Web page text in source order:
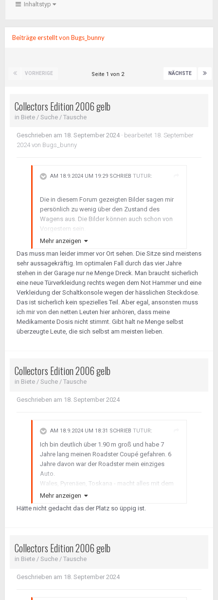
Inhaltstyp
Beiträge erstellt von Bugs_bunny
VORHERIGE NÄCHSTE
Seite 1 von 2
Collectors Edition 2006 gelb
in Biete / Suche / Tausche
Geschrieben am 18. September 2024· bearbeitet 18. September
2024 von Bugs_bunny
AM 18.9.2024 UM 19:29 SCHRIEB TUTUR:
Die in diesem Forum gezeigten Bilder sagen mir
persönlich zu wenig über den Zustand des
Wagens aus. Die Bilder können auch schon von
Vorgestern sein.
Wenn der Innenraum verranzt ist, dann wird es
Mehr anzeigen
Das muss man leider immer vor Ort sehen. Die Sitze sind meistens
sehr aussagekräftig. Im optimalen Fall durch das vier Jahre
stehen in der Garage nur ne Menge Dreck. Man braucht sicherlich
eine neue Türverkleidung rechts wegen dem Not Hammer und eine
Verkleidung der Schaltkonsole wegen der hässlichen Steckdose.
Das ist sicherlich kein spezielles Teil. Aber egal, ansonsten muss
ich mir von den netten Leuten hier anhören, dass meine
Medikamente Dosis nicht stimmt. Gibt halt ne Menge selbst
überzeugte Leute, die sich selbst am meisten lieben.
Collectors Edition 2006 gelb
in Biete / Suche / Tausche
Geschrieben am 18. September 2024
AM 18.9.2024 UM 18:31 SCHRIEB TUTUR:
Ich bin deutlich über 1.90 m groß und habe 7
Jahre lang meinen Roadster Coupé gefahren. 6
Jahre davon war der Roadster mein einziges
Auto.
Wales, Pyrenäen, Toskana - macht alles mit dem
Roadster sehr viel Freude.
Mehr anzeigen
Hätte nicht gedacht das der Platz so üppig ist.
Collectors Edition 2006 gelb
in Biete / Suche / Tausche
Geschrieben am 18. September 2024